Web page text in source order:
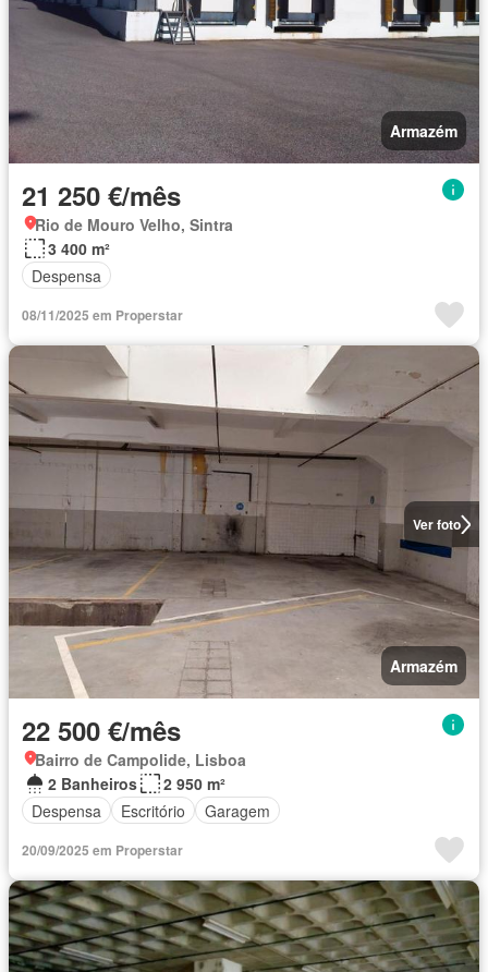
Armazém
21 250 €/mês
Rio de Mouro Velho, Sintra
3 400 m²
Despensa
08/11/2025 em Properstar
Ver foto
Armazém
22 500 €/mês
Bairro de Campolide, Lisboa
2 Banheiros
2 950 m²
Despensa
Escritório Garagem
20/09/2025 em Properstar